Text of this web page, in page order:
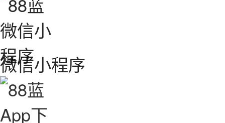
微信小程序